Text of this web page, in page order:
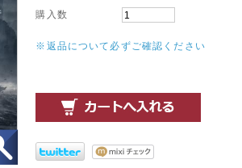
購入数
※返品について必ずご確認ください